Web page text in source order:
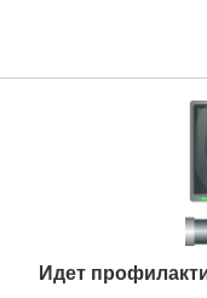
Идет